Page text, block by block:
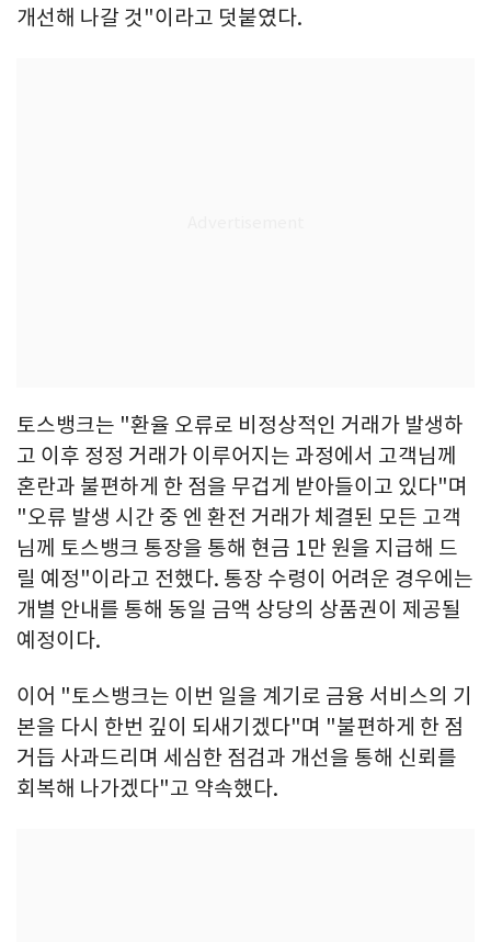
개선해 나갈 것"이라고 덧붙였다.
토스뱅크는 "환율 오류로 비정상적인 거래가 발생하
고 이후 정정 거래가 이루어지는 과정에서 고객님께
혼란과 불편하게 한 점을 무겁게 받아들이고 있다"며
"오류 발생 시간 중 엔 환전 거래가 체결된 모든 고객
님께 토스뱅크 통장을 통해 현금 1만 원을 지급해 드
릴 예정"이라고 전했다. 통장 수령이 어려운 경우에는
개별 안내를 통해 동일 금액 상당의 상품권이 제공될
예정이다.
이어 "토스뱅크는 이번 일을 계기로 금융 서비스의 기
본을 다시 한번 깊이 되새기겠다"며 "불편하게 한 점
거듭 사과드리며 세심한 점검과 개선을 통해 신뢰를
회복해 나가겠다"고 약속했다.